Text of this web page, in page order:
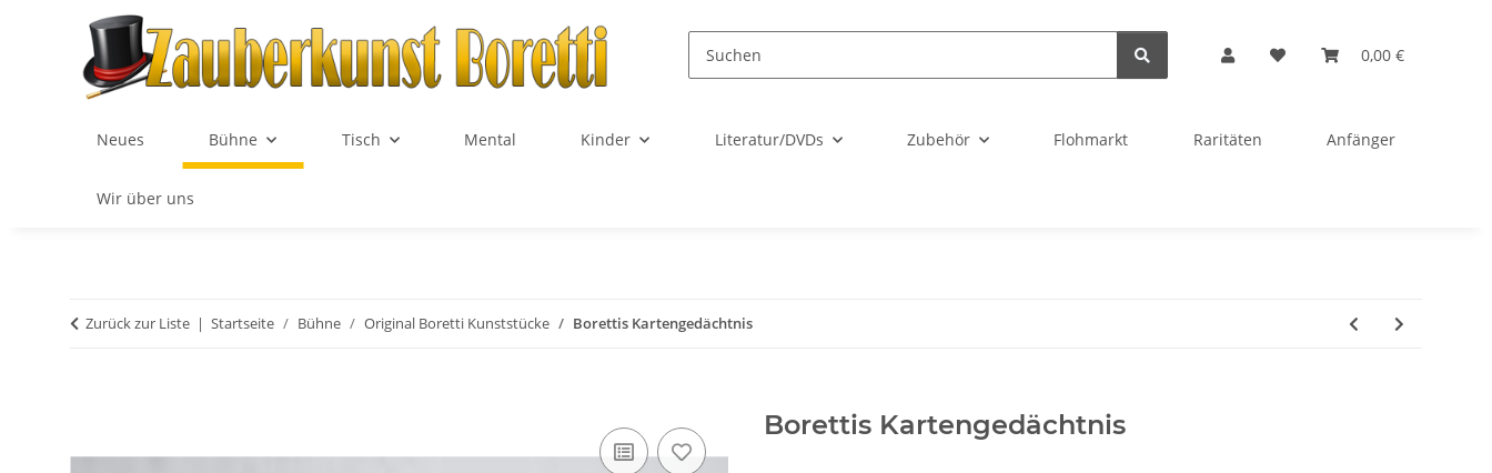
0,00 €
Neues Bühne Tisch Mental Kinder Literatur/DVDs Zubehör Flohmarkt Raritäten Anfänger
Wir über uns
Zurück zur Liste Startseite Bühne Original Boretti Kunststücke Borettis Kartengedächtnis
Borettis Kartengedächtnis